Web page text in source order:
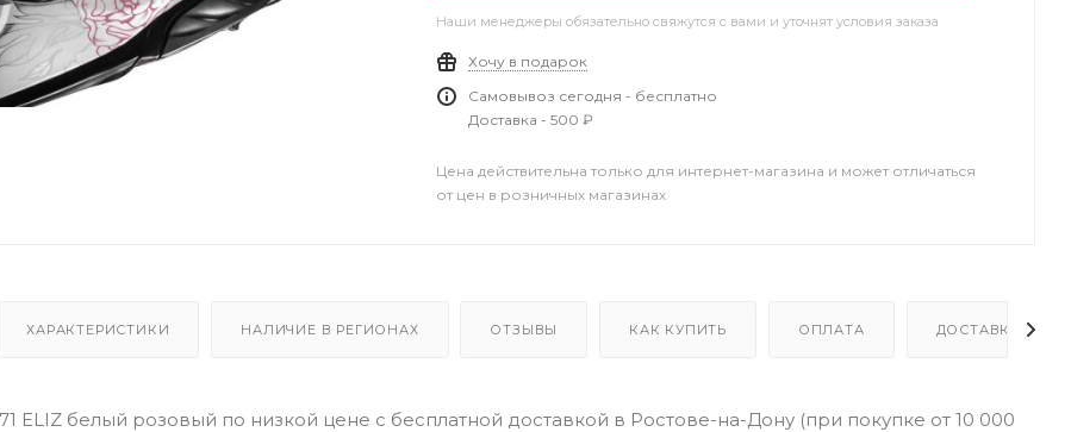
Наши менеджеры обязательно свяжутся с вами и уточнят условия заказа
Хочу в подарок
Самовывоз сегодня - бесплатно
Доставка - 500 ₽
Цена действительна только для интернет-магазина и может отличаться
от цен в розничных магазинах
ХАРАКТЕРИСТИКИ НАЛИЧИЕ В РЕГИОНАХ ОТЗЫВЫ КАК КУПИТЬ ОПЛАТА ДОСТАВКА
ELIZ белый розовый по низкой цене с бесплатной доставкой в Ростове-на-Дону (при покупке от 10 000